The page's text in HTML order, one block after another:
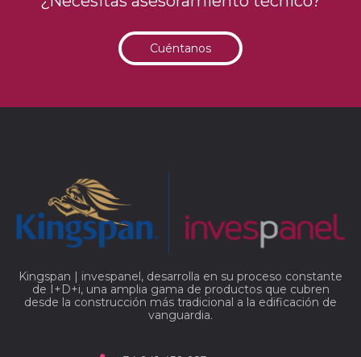
Cuéntanos
Kingspan | invespanel, desarrolla en su proceso constante
de I+D+i, una amplia gama de productos que cubren
desde la construcción más tradicional a la edificación de
vanguardia.